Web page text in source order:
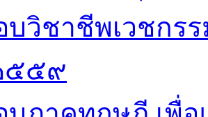
บวิชาชีพเวชกร
๕๕๙